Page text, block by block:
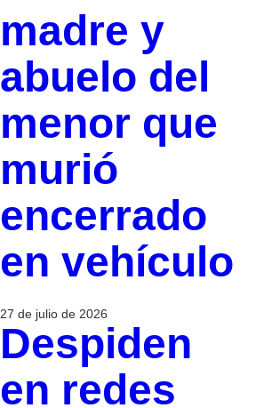
madre y
abuelo del
menor que
murió
encerrado
en vehículo
27 de julio de 2026
Despiden
en redes